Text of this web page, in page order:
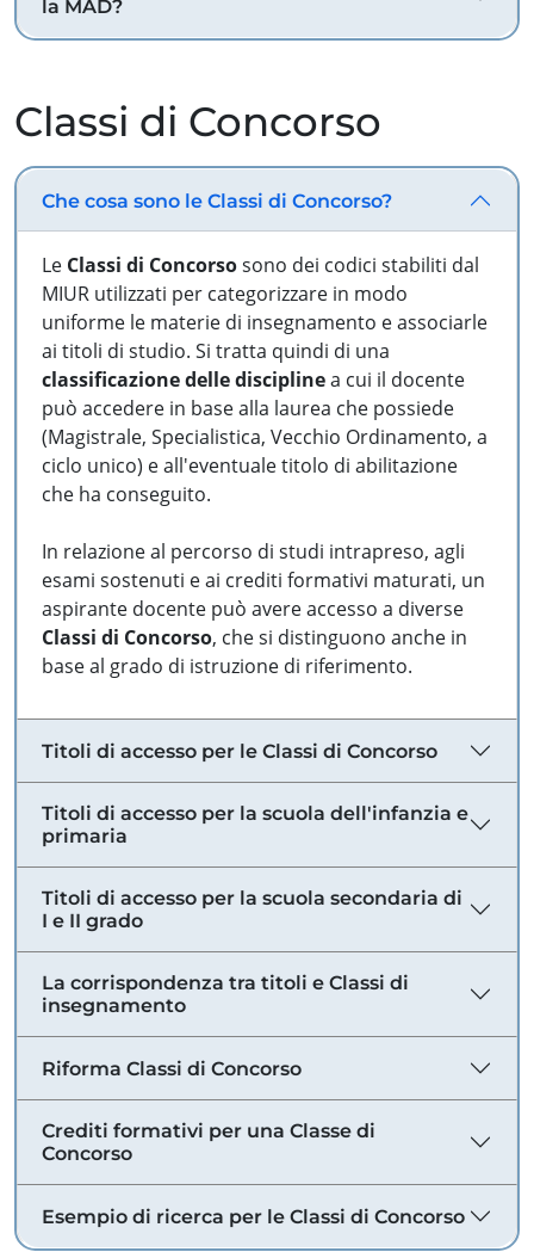
la MAD?
Classi di Concorso
Che cosa sono le Classi di Concorso?
Le Classi di Concorsosono dei codici stabiliti dal
MIUR utilizzati per categorizzare in modo
uniforme le materie di insegnamento e associarle
ai titoli di studio. Si tratta quindi di una
classificazione delle disciplinea cui il docente
può accedere in base alla laurea che possiede
(Magistrale, Specialistica, Vecchio Ordinamento, a
ciclo unico) e all'eventuale titolo di abilitazione
che ha conseguito.
In relazione al percorso di studi intrapreso, agli
esami sostenuti e ai crediti formativi maturati, un
aspirante docente può avere accesso a diverse
Classi di Concorso, che si distinguono anche in
base al grado di istruzione di riferimento.
Titoli di accesso per le Classi di Concorso
Titoli di accesso per la scuola dell'infanzia e
primaria
Titoli di accesso per la scuola secondaria di
I e II grado
La corrispondenza tra titoli e Classi di
insegnamento
Riforma Classi di Concorso
Crediti formativi per una Classe di
Concorso
Esempio di ricerca per le Classi di Concorso